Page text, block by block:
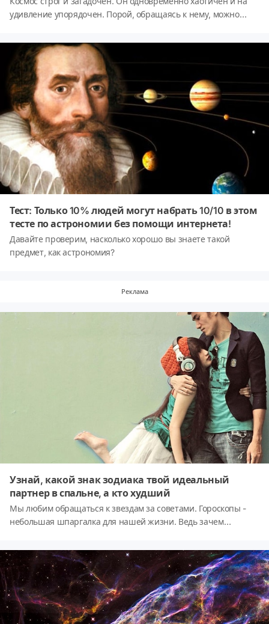
удивление упорядочен. Порой, обращаясь к нему, можно
вашей собственной, пройдя наш бесхитростный тест!
Тест: Только 10% людей могут набрать 10/10 в этом
тесте по астрономии без помощи интернета!
Давайте проверим, насколько хорошо вы знаете такой
предмет, как астрономия?
Реклама
Узнай, какой знак зодиака твой идеальный
партнер в спальне, а кто худший
Мы любим обращаться к звездам за советами. Гороскопы -
небольшая шпаргалка для нашей жизни. Ведь зачем
не подходите, допустим, в интимном плане. Именно поэтому
мы собрали для вас информацию по одному из самых важных
аспектов нашей жизни. Скорее проходите тест и узнайте, с
кем у вас будет идиллия в постели, а от кого лучше держаться
подальше.